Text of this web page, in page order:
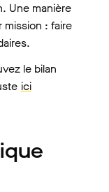
Une manière
: faire
le bilan
ici